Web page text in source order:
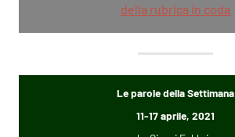
della rubrica in coda
Le parole della Settimana
11-17 aprile, 2021